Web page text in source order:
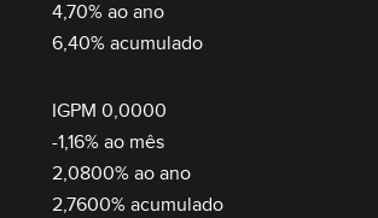
4,70% ao ano
6,40% acumulado
IGPM 0,0000
-1,16% ao mês
2,0800% ao ano
2,7600% acumulado